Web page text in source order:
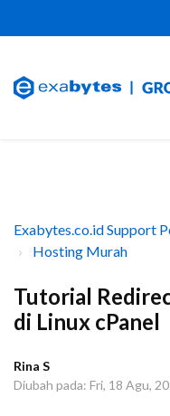
Exabytes.co.id Support
Hosting Murah
Tutorial
di Linux cPanel
Rina S
Diubah pada: Fri, 18 Agu,